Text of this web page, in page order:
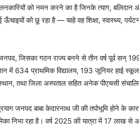
को नमन करने का है जिनके त्याग, बलिदान
को छू रहा है — चाहे वह शिक्षा, स्वास्थ्य,
जिसका गठन राज्य बनने से तीन वर्ष पूर्व सन्
में 634 प्राथमिक विद्यालय, 193 जूनियर हाई स्कूल,
तथा जिला अस्पताल सहित अनेक पीएचसी
जनपद बाबा केदारनाथ जी की तपोभूमि होने के
निभा रहा है। वर्ष 2025 की यात्रा में 17 लाख